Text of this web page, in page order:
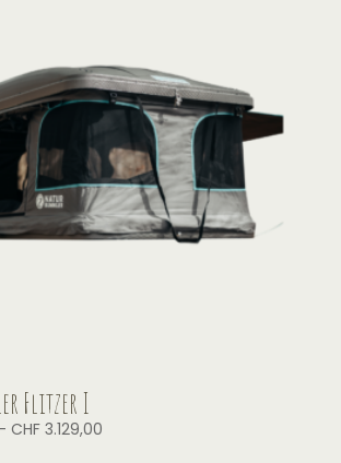
Flitzer I
CHF3.129,00